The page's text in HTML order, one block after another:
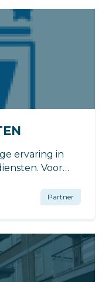
ervaring in
Voor
Partner